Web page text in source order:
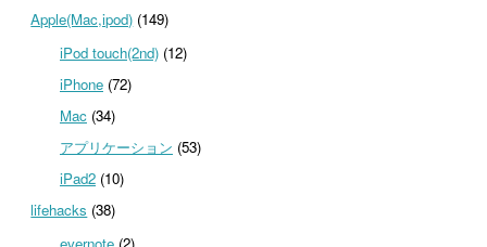
Apple(Mac,ipod) (149)
iPod touch(2nd)(12)
iPhone(72)
Mac(34)
アプリケーション (53)
iPad2(10)
lifehacks (38)